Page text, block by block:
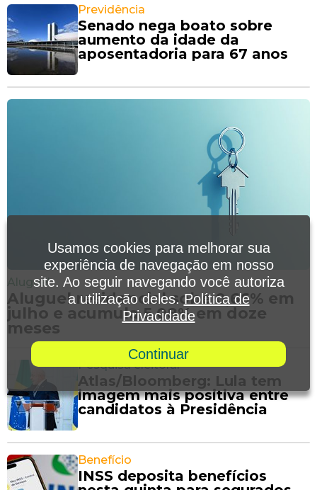
Previdência
Senado nega boato sobre
aumento da idade da
aposentadoria para 67 anos
Aluguel
Aluguel residencial sobe 0,66% em
julho e acumula 5,08% em doze
meses
Pesquisa eleitoral
Atlas/Bloomberg: Lula tem
imagem mais positiva entre
candidatos à Presidência
Benefício
INSS deposita benefícios
Usamos cookies para melhorar sua
experiência de navegação em nosso
site. Ao seguir navegando você autoriza
a utilização deles.Política de
Privacidade
Continuar